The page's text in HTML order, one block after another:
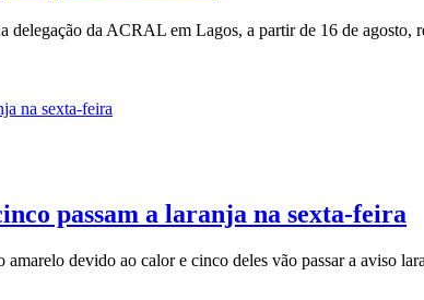
delegação da ACRAL em Lagos, a partir de 16 de
passam a laranja na sexta-feira
devido ao calor e cinco deles vão passar a aviso